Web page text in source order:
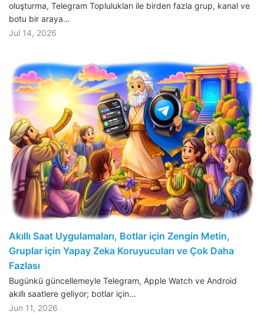
oluşturma, Telegram Toplulukları ile birden fazla grup, kanal ve
botu bir araya…
Jul 14, 2026
Akıllı Saat Uygulamaları, Botlar için Zengin Metin,
Gruplar için Yapay Zeka Koruyucuları ve Çok Daha
Fazlası
Bugünkü güncellemeyle Telegram, Apple Watch ve Android
akıllı saatlere geliyor; botlar için…
Jun 11, 2026